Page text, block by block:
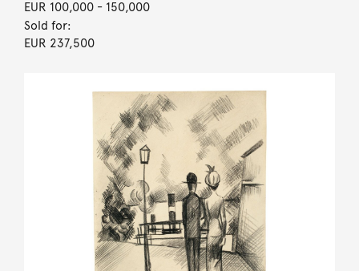
EUR 100,000- 150,000
Sold for:
EUR 237,500